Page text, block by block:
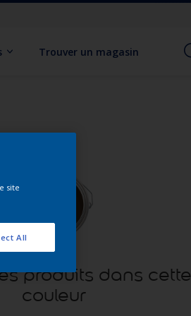
Trouver un magasin
produits dans cette
couleur
site
All